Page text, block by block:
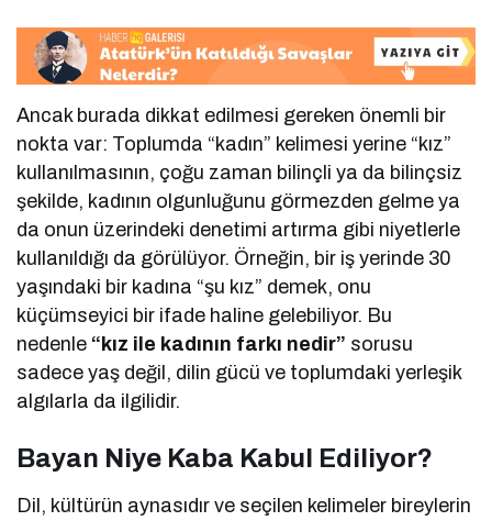
Ancak burada dikkat edilmesi gereken önemli bir
nokta var: Toplumda “kadın” kelimesi yerine “kız”
kullanılmasının, çoğu zaman bilinçli ya da bilinçsiz
şekilde, kadının olgunluğunu görmezden gelme ya
da onun üzerindeki denetimi artırma gibi niyetlerle
kullanıldığı da görülüyor. Örneğin, bir iş yerinde 30
yaşındaki bir kadına “şu kız” demek, onu
küçümseyici bir ifade haline gelebiliyor. Bu
nedenle “kız ile kadının farkı nedir” sorusu
sadece yaş değil, dilin gücü ve toplumdaki yerleşik
algılarla da ilgilidir.
Bayan Niye Kaba Kabul Ediliyor?
Dil, kültürün aynasıdır ve seçilen kelimeler bireylerin